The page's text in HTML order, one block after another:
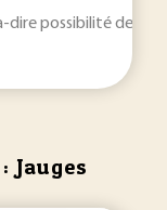
dire possibilité de
Jauges